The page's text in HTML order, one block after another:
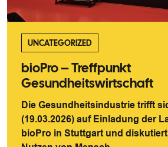
UNCATEGORIZED
bioPro – Treffpunkt
Gesundheitswirtschaft
Die Gesundheitsindustrie trifft
(19.03.2026) auf Einladung der
bioPro in Stuttgart und